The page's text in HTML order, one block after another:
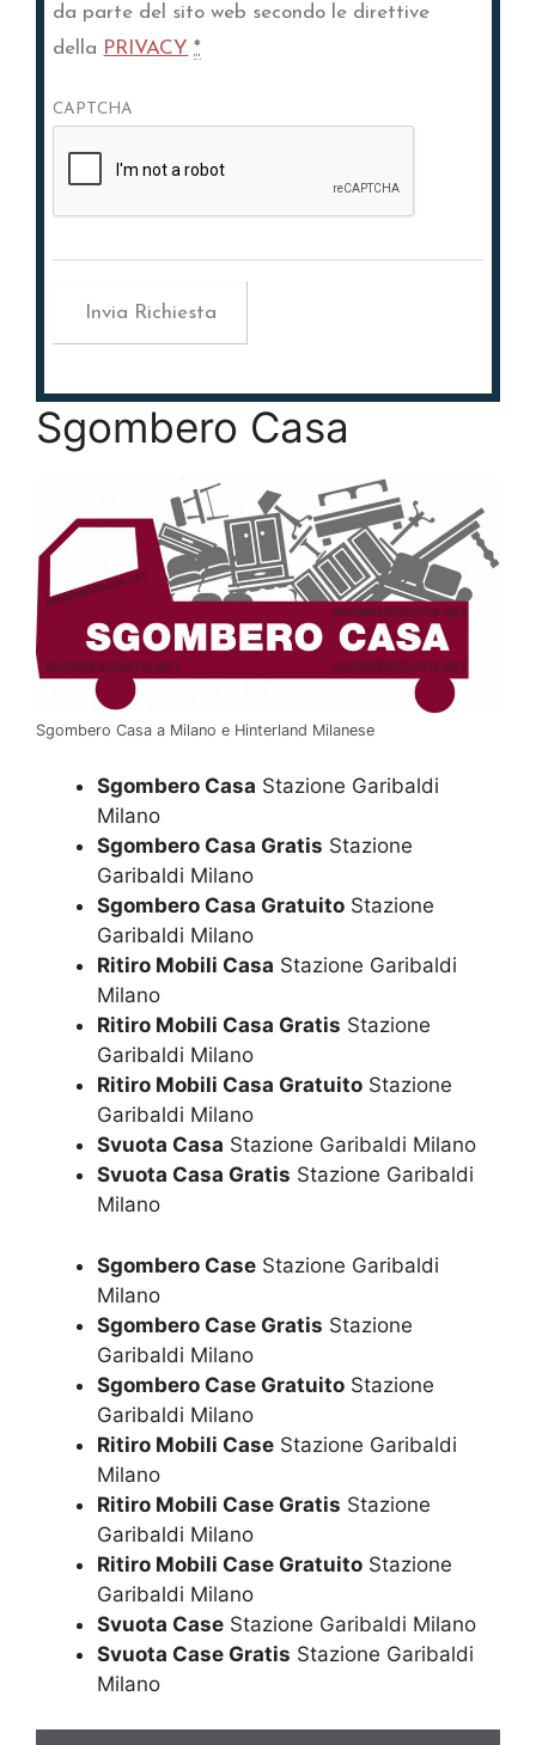
da parte del sito web secondo le direttive
della PRIVACY *
CAPTCHA
Sgombero Casa
Sgombero Casa a Milano e Hinterland Milanese
Sgombero Casa Stazione Garibaldi
Milano
Sgombero Casa Gratis Stazione
Garibaldi Milano
Sgombero Casa Gratuito Stazione
Garibaldi Milano
Ritiro Mobili Casa Stazione Garibaldi
Milano
Ritiro Mobili Casa Gratis Stazione
Garibaldi Milano
Ritiro Mobili Casa Gratuito Stazione
Garibaldi Milano
Svuota Casa Stazione Garibaldi Milano
Svuota Casa Gratis Stazione Garibaldi
Milano
Sgombero Case Stazione Garibaldi
Milano
Sgombero Case Gratis Stazione
Garibaldi Milano
Sgombero Case Gratuito Stazione
Garibaldi Milano
Ritiro Mobili Case Stazione Garibaldi
Milano
Ritiro Mobili Case Gratis Stazione
Garibaldi Milano
Ritiro Mobili Case Gratuito Stazione
Garibaldi Milano
Svuota Case Stazione Garibaldi Milano
Svuota Case Gratis Stazione Garibaldi
Milano